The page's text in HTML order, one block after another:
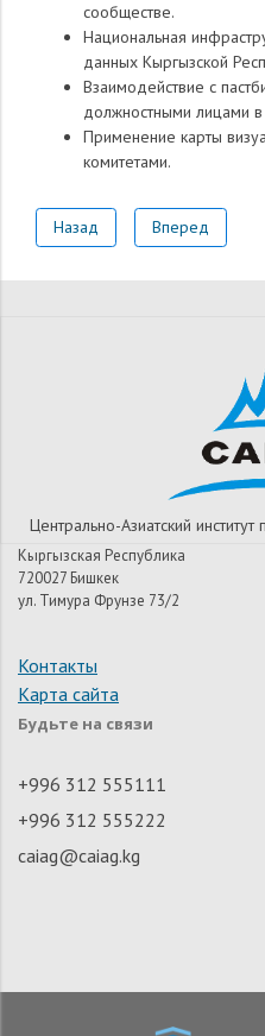
сообществе.
Национальная
данных Кыргызской
Взаимодействие с
должностными лицами в
Применение карты
комитетами.
Назад Вперед
Центрально-Азиатский
Кыргызская Республика
720027 Бишкек
ул. Тимура Фрунзе 73/2
Контакты
Карта сайта
Будьте на связи
+996 312 555111
+996 312 555222
caiag@caiag.kg